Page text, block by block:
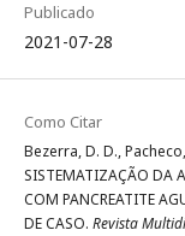
Publicado
2021-07-28
Como Citar
Bezerra, D. D.,
SISTEMATIZAÇÃO DA
COM PANCREATITE
DE CASO. Revista